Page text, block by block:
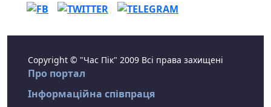
Copyright © "Час Пік" 2009 Всі права захищені
Про портал
Інформаційна співпраця